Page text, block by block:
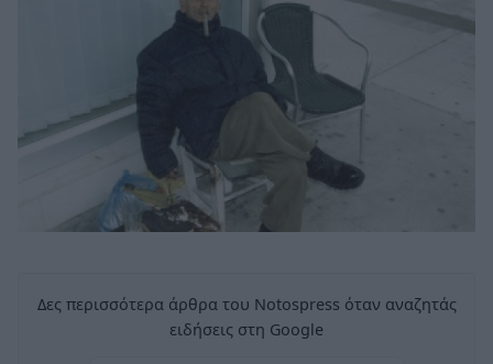
Δες περισσότερα άρθρα του Notospress όταν αναζητάς
ειδήσεις στη Google